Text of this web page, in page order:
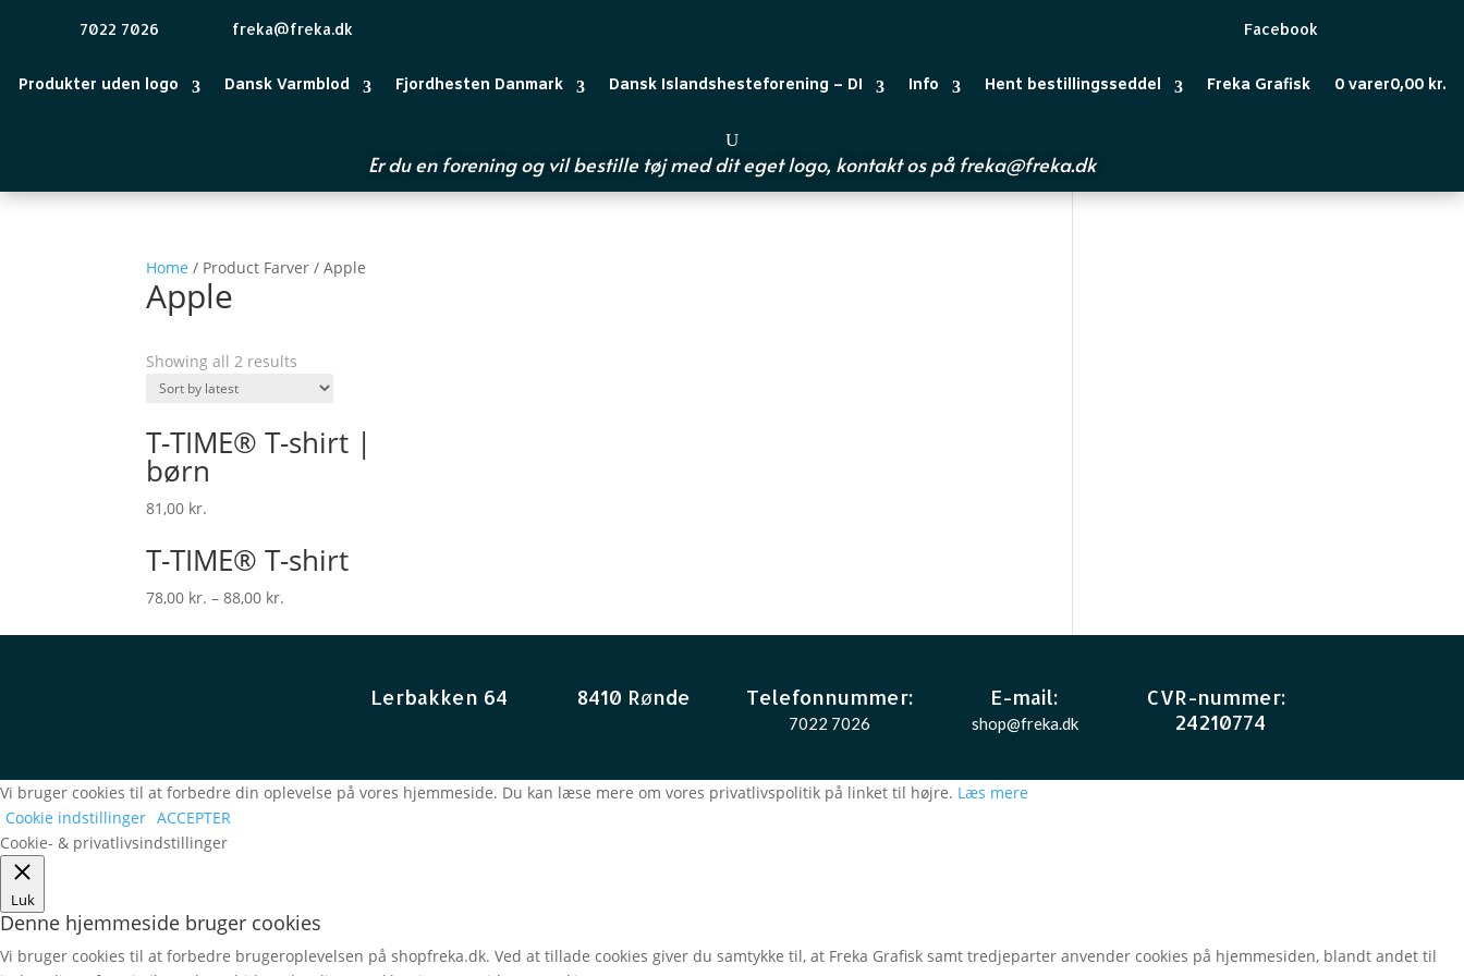
7022 7026 freka@freka.dk Facebook
Produkter uden logo Dansk Varmblod Fjordhesten Danmark Dansk Islandshesteforening – DI Info Hent bestillingsseddel Freka Grafisk 0 varer0,00 kr.
Er du en forening og vil bestille tøj med dit eget logo, kontakt os på freka@freka.dk
Home / Product Farver / Apple
Apple
Showing all 2 results
T-TIME® T-shirt |
børn
81,00 kr.
T-TIME® T-shirt
78,00 kr. –88,00 kr.
Lerbakken 64 8410 Rønde Telefonnummer:
7022 7026
E-mail:
shop@freka.dk
CVR-nummer:
24210774
Vi bruger cookies til at forbedre din oplevelse på vores hjemmeside. Du kan læse mere om vores privatlivspolitik på linket til højre. Læs mere
Cookie indstillinger ACCEPTER
Cookie- & privatlivsindstillinger
Luk
Denne hjemmeside bruger cookies
Vi bruger cookies til at forbedre brugeroplevelsen på shopfreka.dk. Ved at tillade cookies giver du samtykke til, at Freka Grafisk samt tredjeparter anvender cookies på hjemmesiden, blandt andet til